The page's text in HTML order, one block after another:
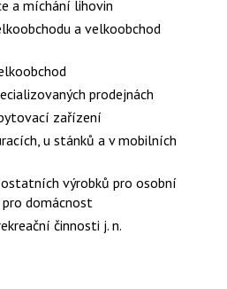
a míchání lihovin
a velkoobchod
prodejnách
zařízení
u stánků a v mobilních
výrobků pro osobní
domácnost
činnosti j. n.